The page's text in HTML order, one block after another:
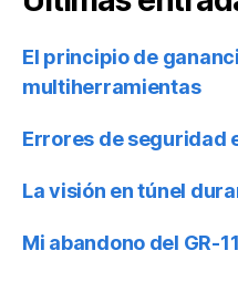
El principio de
multiherramientas
Errores de seguridad
La visión en túnel
Mi abandono del GR-11